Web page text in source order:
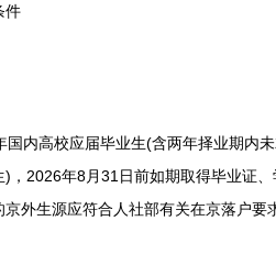
件
高校应届毕业生(含两年择业期内未
，2026年8月31日前如期取得毕业证
外生源应符合人社部有关在京落户要